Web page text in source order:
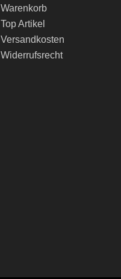
Warenkorb
Top Artikel
Versandkosten
Widerrufsrecht